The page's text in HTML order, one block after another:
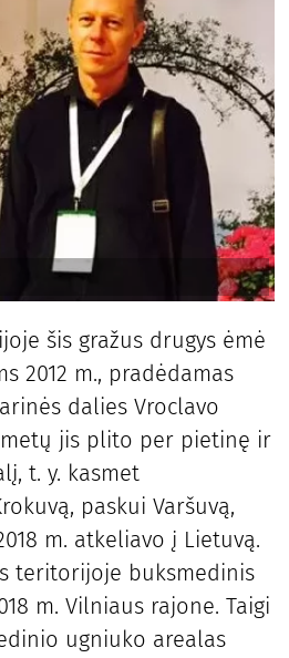
šis gražus drugys ėmė
2012 m., pradėdamas
dalies Vroclavo
jis plito per pietinę ir
t. y. kasmet
paskui Varšuvą,
m. atkeliavo į Lietuvą.
teritorijoje buksmedinis
m. Vilniaus rajone. Taigi
ugniuko arealas